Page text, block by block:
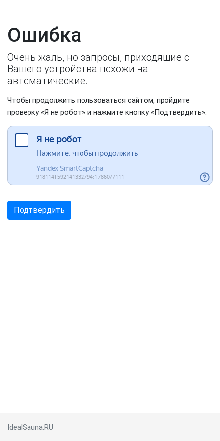
Ошибка
Очень жаль, но запросы, приходящие с
Вашего устройства похожи на
автоматические.
Чтобы продолжить пользоваться сайтом, пройдите
проверку «Я не робот» и нажмите кнопку «Подтвердить».
IdealSauna.RU